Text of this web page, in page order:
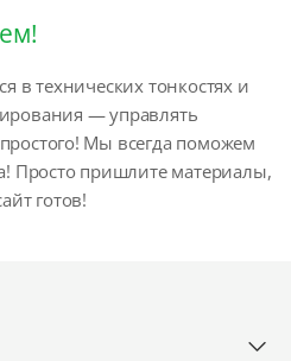
в технических тонкостях и
— управлять
Мы всегда поможем
Просто пришлите материалы,
готов!